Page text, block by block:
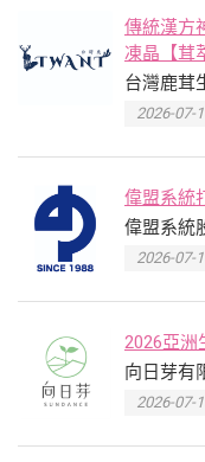
傳統漢方
凍晶【茸
台灣鹿茸
2026-07-
偉盟系統
偉盟系統
2026-07-
2026亞洲
向日芽有
2026-07-